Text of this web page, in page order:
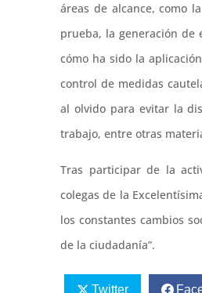
áreas de alcance, como
prueba, la generación de
cómo ha sido la
control de medidas
al olvido para evitar la
trabajo, entre otras
Tras participar de la
colegas de la
los constantes cambios
de la ciudadanía”.
Twitter